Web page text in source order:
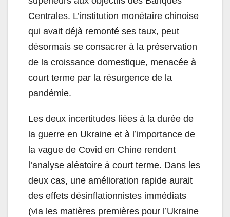
Centrales. L’institution monétaire chinoise
qui avait déjà remonté ses taux, peut
désormais se consacrer à la préservation
de la croissance domestique, menacée à
court terme par la résurgence de la
pandémie.
Les deux incertitudes liées à la durée de
la guerre en Ukraine et à l’importance de
la vague de Covid en Chine rendent
l’analyse aléatoire à court terme. Dans les
deux cas, une amélioration rapide aurait
des effets désinflationnistes immédiats
(via les matières premières pour l’Ukraine